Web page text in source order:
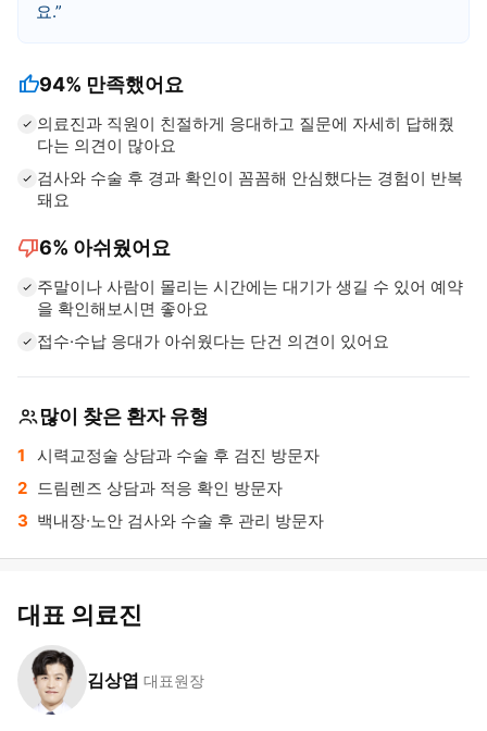
요.
thumb_up94% 만족했어요
의료진과 직원이 친절하게 응대하고 질문에 자세히 답해줬
다는 의견이 많아요
검사와 수술 후 경과 확인이 꼼꼼해 안심했다는 경험이 반복
돼요
thumb_down6% 아쉬웠어요
주말이나 사람이 몰리는 시간에는 대기가 생길 수 있어 예약
을 확인해보시면 좋아요
접수·수납 응대가 아쉬웠다는 단건 의견이 있어요
많이 찾은 환자 유형
시력교정술 상담과 수술 후 검진 방문자
드림렌즈 상담과 적응 확인 방문자
백내장∙노안 검사와 수술 후 관리 방문자
대표 의료진
김상엽 대표원장